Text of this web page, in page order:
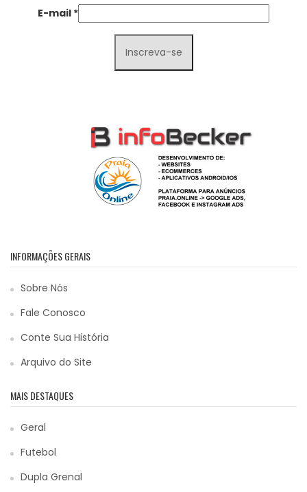
E-mail *
INFORMAÇÕES GERAIS
Sobre Nós
Fale Conosco
Conte Sua História
Arquivo do Site
MAIS DESTAQUES
Geral
Futebol
Dupla Grenal